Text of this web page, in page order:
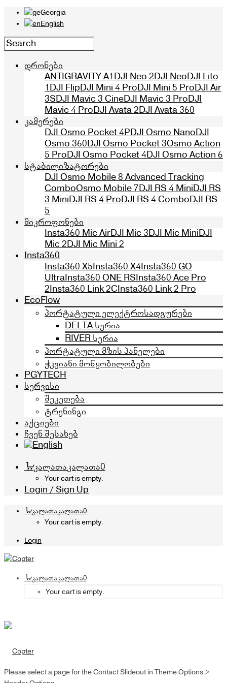
Georgia
English
დრონები
ANTIGRAVITY A1DJI Neo 2DJI NeoDJI Lito
1DJI FlipDJI Mini 4 ProDJI Mini 5 ProDJI Air
3SDJI Mavic 3 CineDJI Mavic 3 ProDJI
Mavic 4 ProDJI Avata 2DJI Avata 360
კამერები
DJI Osmo Pocket 4PDJI Osmo NanoDJI
Osmo 360DJI Osmo Pocket 3Osmo Action
5 ProDJI Osmo Pocket 4DJI Osmo Action 6
სტაბილიზატორები
DJI Osmo Mobile 8 Advanced Tracking
ComboOsmo Mobile 7DJI RS 4 MiniDJI RS
3 MiniDJI RS 4 ProDJI RS 4 ComboDJI RS
5
მიკროფონები
Insta360 Mic AirDJI Mic 3DJI Mic MiniDJI
Mic 2DJI Mic Mini 2
Insta360
Insta360 X5Insta360 X4Insta360 GO
UltraInsta360 ONE RSInsta360 Ace Pro
2Insta360 Link 2CInsta360 Link 2 Pro
EcoFlow
პორტატული ელექტროსადგურები
DELTA სერია
RIVER სერია
პორტატული მზის პანელები
ჭკვიანი მოწყობილობები
PGYTECH
სერვისი
შეკეთება
ტრენინგი
აქციები
ჩვენ შესახებ
კალათაკალათა0
Your cart is empty.
Login / Sign Up
კალათაკალათა0
Your cart is empty.
Login
კალათაკალათა0
Your cart is empty.
Please select a page for the Contact Slideout in Theme Options >